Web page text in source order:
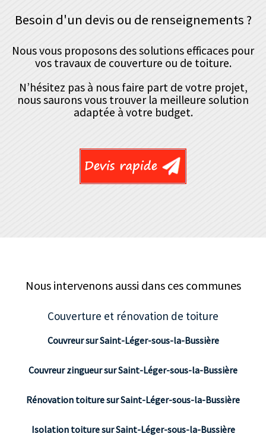
Besoin d'un devis ou de renseignements ?
Nous vous proposons des solutions efficaces pour
vos travaux de couverture ou de toiture.
N’hésitez pas à nous faire part de votre projet,
nous saurons vous trouver la meilleure solution
adaptée à votre budget.
Nous intervenons aussi dans ces communes
Couverture et rénovation de toiture
Couvreur sur Saint-Léger-sous-la-Bussière
Couvreur zingueur sur Saint-Léger-sous-la-Bussière
Rénovation toiture sur Saint-Léger-sous-la-Bussière
Isolation toiture sur Saint-Léger-sous-la-Bussière